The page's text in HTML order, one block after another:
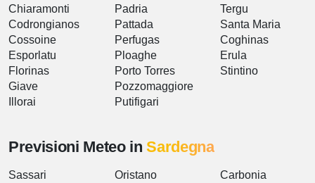
Chiaramonti
Codrongianos
Cossoine
Esporlatu
Florinas
Giave
Illorai
Padria
Pattada
Perfugas
Ploaghe
Porto Torres
Pozzomaggiore
Putifigari
Tergu
Santa Maria
Coghinas
Erula
Stintino
Previsioni Meteo inSardegna
Sassari
Oristano
Carbonia